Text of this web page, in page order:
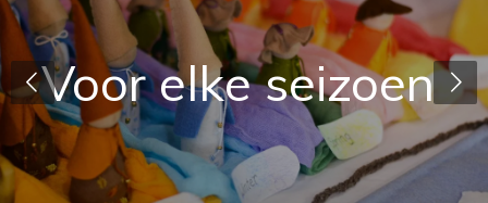
Voor elke seizoen